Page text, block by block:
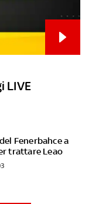
LIVE
Fenerbahce a
trattare Leao